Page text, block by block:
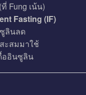
Fung เน้น)
Fasting (IF)
ลินลด
ะสมมาใช้
ออินซูลิน